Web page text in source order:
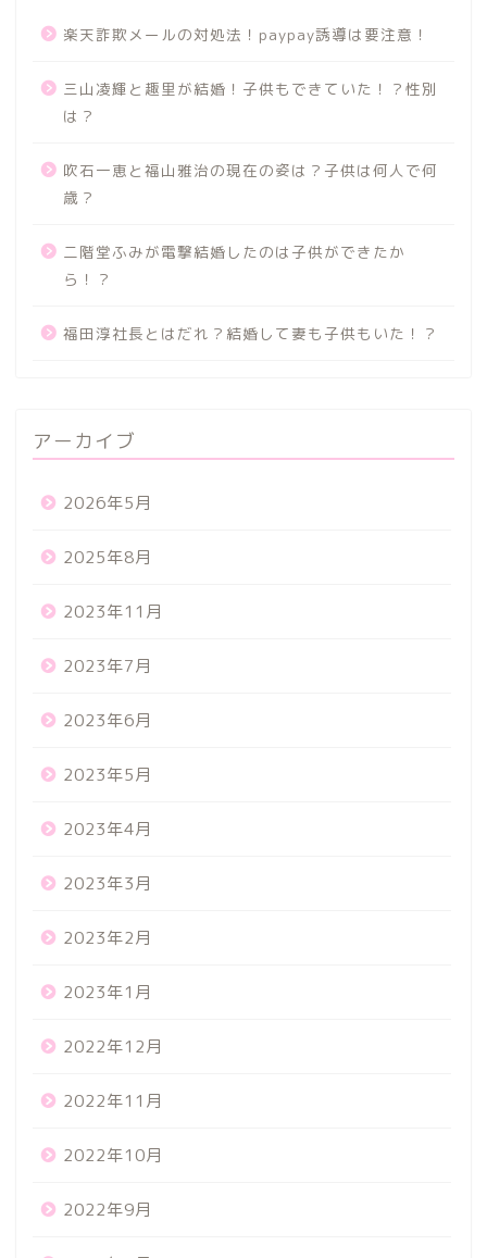
楽天詐欺メールの対処法！paypay誘導は要注意！
三山凌輝と趣里が結婚！子供もできていた！？性別
は？
吹石一恵と福山雅治の現在の姿は？子供は何人で何
歳？
二階堂ふみが電撃結婚したのは子供ができたか
ら！？
福田淳社長とはだれ？結婚して妻も子供もいた！？
アーカイブ
2026年5月
2025年8月
2023年11月
2023年7月
2023年6月
2023年5月
2023年4月
2023年3月
2023年2月
2023年1月
2022年12月
2022年11月
2022年10月
2022年9月